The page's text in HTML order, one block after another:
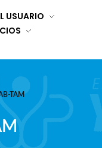
USUARIO
TAM